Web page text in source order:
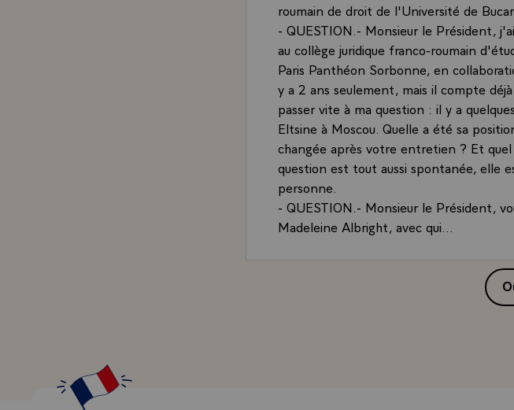
roumain de droit de l'Université de
- QUESTION.- Monsieur le Président,
au collège juridique franco-roumain
Paris Panthéon Sorbonne, en
y a 2 ans seulement, mais il compte
passer vite à ma question : il y a
Eltsine à Moscou. Quelle a été sa
changée après votre entretien ? Et
question est tout aussi spontanée, elle
personne.
- QUESTION.- Monsieur le Président,
Madeleine Albright, avec qui...
- QUESTION.- ... avec qui vous vous
de l'OTAN dans les pays de l'Europe